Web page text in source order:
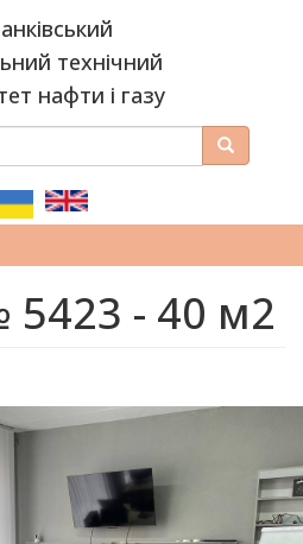
технічний
нафти і газу
Пошук
5423 - 40 м2